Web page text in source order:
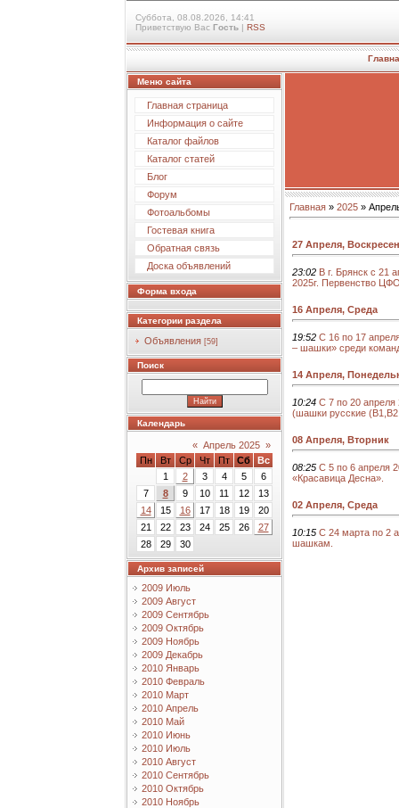
Суббота, 08.08.2026, 14:41
Приветствую Вас Гость | RSS
Меню сайта
Главная страница
Информация о сайте
Каталог файлов
Каталог статей
Блог
Форум
Фотоальбомы
Гостевая книга
Обратная связь
Доска объявлений
Форма входа
Категории раздела
Объявления [59]
Поиск
Календарь
« Апрель 2025 »
Пн
Вт Ср Чт Пт Сб
Вс
1
2 3 4 5
6
7
8 9 10 11 12
13
14
15 16 17 18 19
20
21
22 23 24 25 26
27
28
29 30
Архив записей
2009 Июль
2009 Август
2009 Сентябрь
2009 Октябрь
2009 Ноябрь
2009 Декабрь
2010 Январь
2010 Февраль
2010 Март
2010 Апрель
2010 Май
2010 Июнь
2010 Июль
2010 Август
2010 Сентябрь
2010 Октябрь
2010 Ноябрь
Главная » 2025 »
27 Апреля,
23:02 В г. Брянск с 21
2025г. Первенство
16 Апреля, Среда
19:52 С 16 по 17
– шашки» среди
14 Апреля,
10:24 С 7 по 20 апреля
(шашки русские
08 Апреля, Вторник
08:25 С 5 по 6 апреля
«Красавица Десна».
02 Апреля, Среда
10:15 C 24 марта по 2
шашкам.